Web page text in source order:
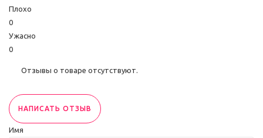
Плохо
0
Ужасно
0
Отзывы о товаре отсутствуют.
НАПИСАТЬ ОТЗЫВ
Имя